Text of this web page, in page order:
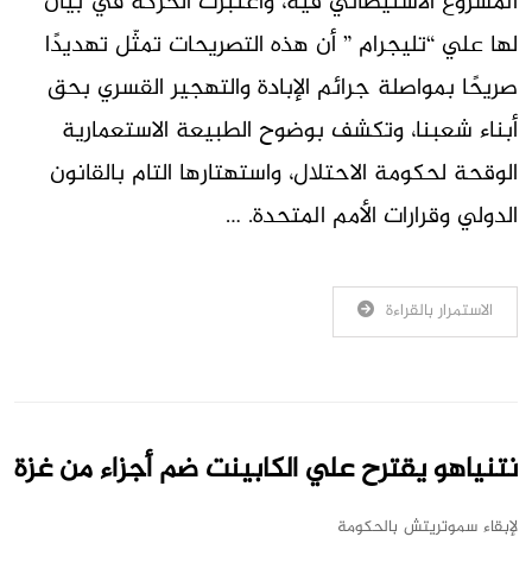
لها علي “تليجرام ” أن هذه التصريحات تمثّل تهديدًا
صريحًا بمواصلة جرائم الإبادة والتهجير القسري بحق
أبناء شعبنا، وتكشف بوضوح الطبيعة الاستعمارية
الوقحة لحكومة الاحتلال، واستهتارها التام بالقانون
الدولي وقرارات الأمم المتحدة. …
الاستمرار بالقراءة
نتنياهو يقترح علي الكابينت ضم أجزاء من غزة
لإبقاء سموتريتش بالحكومة